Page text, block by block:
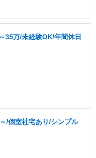
35万/未経験OK/年間休日
/個室社宅あり/シンプル